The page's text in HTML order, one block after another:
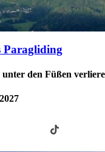
Paragliding
den Füßen